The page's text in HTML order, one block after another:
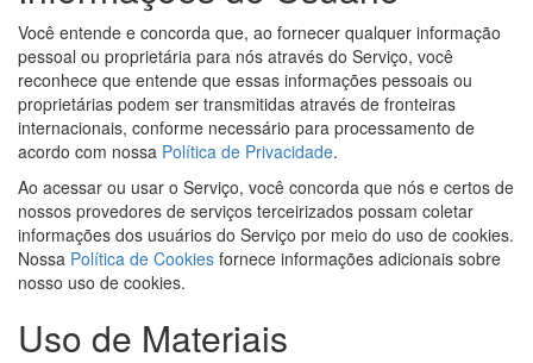
Você entende e concorda que, ao fornecer qualquer informação
pessoal ou proprietária para nós através do Serviço, você
reconhece que entende que essas informações pessoais ou
proprietárias podem ser transmitidas através de fronteiras
internacionais, conforme necessário para processamento de
acordo com nossa Política de Privacidade.
Ao acessar ou usar o Serviço, você concorda que nós e certos de
nossos provedores de serviços terceirizados possam coletar
informações dos usuários do Serviço por meio do uso de cookies.
Nossa Política de Cookies fornece informações adicionais sobre
nosso uso de cookies.
Uso de Materiais